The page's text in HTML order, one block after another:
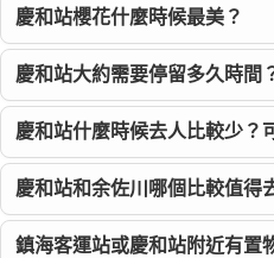
慶和站櫻花什麼時候最美？
慶和站大約需要停留多久時間
慶和站什麼時候去人比較少？
慶和站和余佐川哪個比較值得
鎮海客運站或慶和站附近有置